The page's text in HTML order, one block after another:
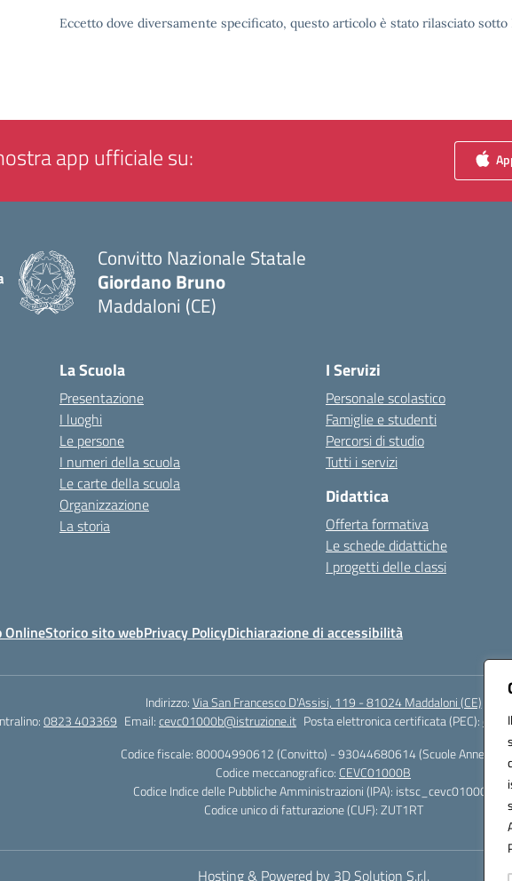
Eccetto dove diversamente specificato, questo articolo è stato rilasciato
app ufficiale su:
Convitto Nazionale Statale
Giordano Bruno
Maddaloni (CE)
La Scuola
Presentazione
I luoghi
Le persone
I numeri della scuola
Le carte della scuola
Organizzazione
La storia
I Servizi
Personale scolastico
Famiglie e studenti
Percorsi di studio
Tutti i servizi
Didattica
Offerta formativa
Le schede didattiche
I progetti delle classi
OnlineStorico sito webPrivacy PolicyDichiarazione di accessibilità
Indirizzo:Via San Francesco D'Assisi, 119 - 81024 Maddaloni (CE)
0823 403369 Email:cevc01000b@istruzione.it Posta elettronica certificata (PEC):
Codice fiscale: 80004990612 (Convitto) - 93044680614 (Scuole Annesse)
Codice meccanografico: CEVC01000B
Codice Indice delle Pubbliche Amministrazioni (IPA): istsc_cevc01000b
Codice unico di fatturazione (CUF): ZUT1RT
Hosting & Powered by 3D Solution S.r.l.